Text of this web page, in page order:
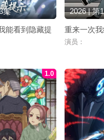
集
能看到隐藏提
2026 | 第
重来一次
演员：
1.0